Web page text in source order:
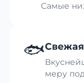
Самые
🐟Свежая
меру